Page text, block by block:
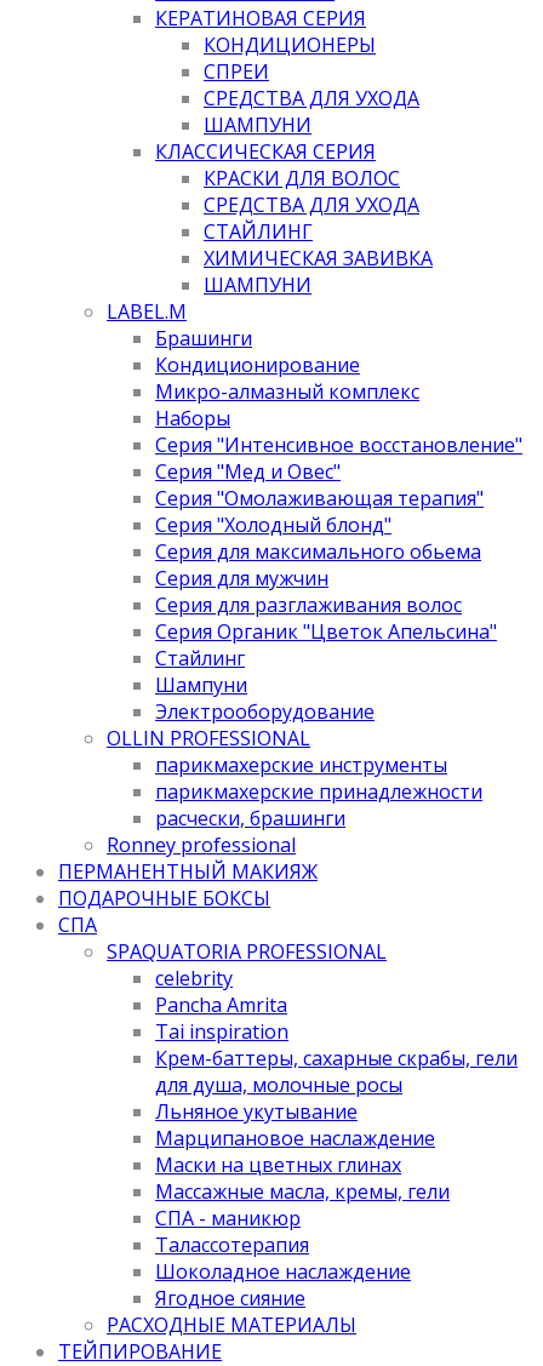
КЕРАТИНОВАЯ СЕРИЯ
КОНДИЦИОНЕРЫ
СПРЕИ
СРЕДСТВА ДЛЯ УХОДА
ШАМПУНИ
КЛАССИЧЕСКАЯ СЕРИЯ
КРАСКИ ДЛЯ ВОЛОС
СРЕДСТВА ДЛЯ УХОДА
СТАЙЛИНГ
ХИМИЧЕСКАЯ ЗАВИВКА
ШАМПУНИ
LABEL.M
Брашинги
Кондиционирование
Микро-алмазный комплекс
Наборы
Серия "Интенсивное восстановление"
Серия "Мед и Овес"
Серия "Омолаживающая терапия"
Серия "Холодный блонд"
Серия для максимального обьема
Серия для мужчин
Серия для разглаживания волос
Серия Органик "Цветок Апельсина"
Стайлинг
Шампуни
Электрооборудование
OLLIN PROFESSIONAL
парикмахерские инструменты
парикмахерские принадлежности
расчески, брашинги
Ronney professional
ПЕРМАНЕНТНЫЙ МАКИЯЖ
ПОДАРОЧНЫЕ БОКСЫ
СПА
SPAQUATORIA PROFESSIONAL
celebrity
Pancha Amrita
Tai inspiration
Крем-баттеры, сахарные скрабы, гели
для душа, молочные росы
Льняное укутывание
Марципановое наслаждение
Маски на цветных глинах
Массажные масла, кремы, гели
СПА - маникюр
Талассотерапия
Шоколадное наслаждение
Ягодное сияние
РАСХОДНЫЕ МАТЕРИАЛЫ
ТЕЙПИРОВАНИЕ